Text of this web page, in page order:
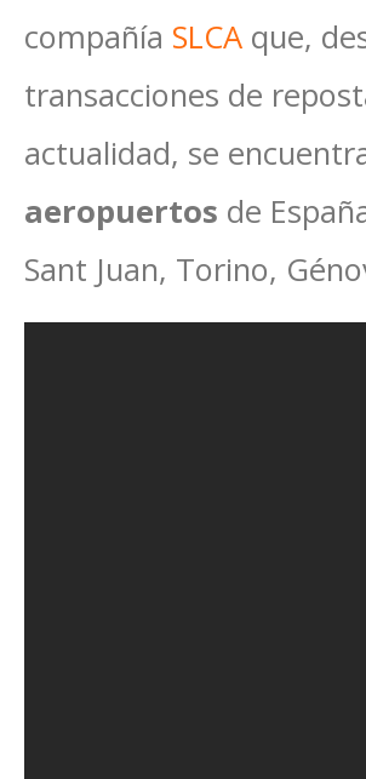
compañía SLCA que,
transacciones de
actualidad, se
aeropuertos de
Sant Juan, Torino,